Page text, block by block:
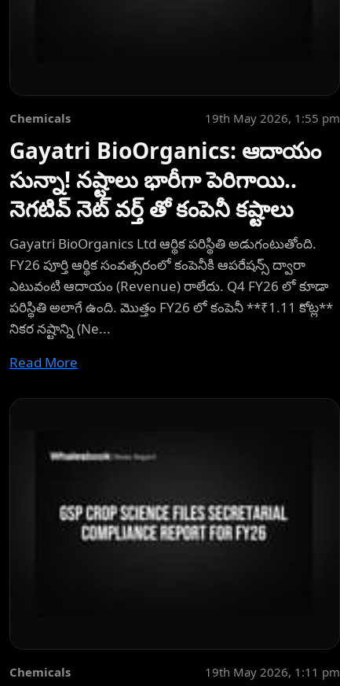
Chemicals 19th May 2026, 1:55 pm
Gayatri BioOrganics: ఆదాయం
సున్నా! నష్టాలు భారీగా పెరిగాయి..
నెగటివ్ నెట్ వర్త్ తో కంపెనీ కష్టాలు
Gayatri BioOrganics Ltd ఆర్థిక పరిస్థితి అడుగంటుతోంది.
FY26 పూర్తి ఆర్థిక సంవత్సరంలో కంపెనీకి ఆపరేషన్స్ ద్వారా
ఎటువంటి ఆదాయం (Revenue) రాలేదు. Q4 FY26 లో కూడా
పరిస్థితి అలాగే ఉంది. మొత్తం FY26 లో కంపెనీ **₹1.11 కోట్ల**
నికర నష్టాన్ని (Ne...
Read More
Chemicals 19th May 2026, 1:11 pm